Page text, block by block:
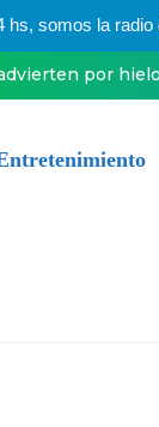
somos la radio
por